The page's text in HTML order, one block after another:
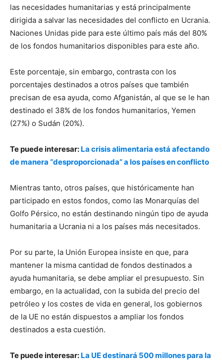
las necesidades humanitarias y está principalmente
dirigida a salvar las necesidades del conflicto en Ucrania.
Naciones Unidas pide para este último país más del 80%
de los fondos humanitarios disponibles para este año.
Este porcentaje, sin embargo, contrasta con los
porcentajes destinados a otros países que también
precisan de esa ayuda, como Afganistán, al que se le han
destinado el 38% de los fondos humanitarios, Yemen
(27%) o Sudán (20%).
Te puede interesar: La crisis alimentaria está afectando
de manera “desproporcionada” a los países en conflicto
Mientras tanto, otros países, que históricamente han
participado en estos fondos, como las Monarquías del
Golfo Pérsico, no están destinando ningún tipo de ayuda
humanitaria a Ucrania ni a los países más necesitados.
Por su parte, la Unión Europea insiste en que, para
mantener la misma cantidad de fondos destinados a
ayuda humanitaria, se debe ampliar el presupuesto. Sin
embargo, en la actualidad, con la subida del precio del
petróleo y los costes de vida en general, los gobiernos
de la UE no están dispuestos a ampliar los fondos
destinados a esta cuestión.
Te puede interesar: La UE destinará 500 millones para la